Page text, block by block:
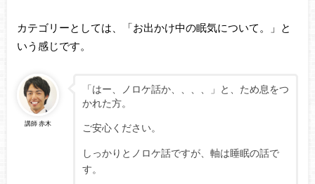
カテゴリーとしては、「お出かけ中の眠気について。」と
いう感じです。
講師 赤木
「はー、ノロケ話か、、、、」と、ため息をつ
かれた方。
ご安心ください。
しっかりとノロケ話ですが、軸は睡眠の話で
す。